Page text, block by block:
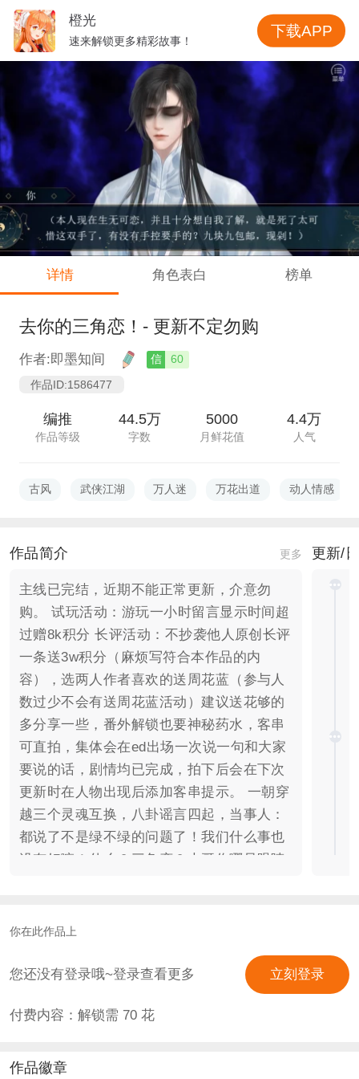
详情 角色表白 榜单
去你的三角恋！- 更新不定勿购
作者:即墨知间 信
60
作品ID:1586477
编推
作品等级
44.5万
字数
5000
月鲜花值
4.4万
人气
古风 武侠江湖 万人迷 万花出道 动人情感
作品简介 更多
主线已完结，近期不能正常更新，介意勿
购。 试玩活动：游玩一小时留言显示时间超
过赠8k积分 长评活动：不抄袭他人原创长评
一条送3w积分（麻烦写符合本作品的内
容），选两人作者喜欢的送周花蓝（参与人
数过少不会有送周花蓝活动）建议送花够的
多分享一些，番外解锁也要神秘药水，客串
可直拍，集体会在ed出场一次说一句和大家
要说的话，剧情均已完成，拍下后会在下次
更新时在人物出现后添加客串提示。 一朝穿
越三个灵魂互换，八卦谣言四起，当事人：
都说了不是绿不绿的问题了！我们什么事也
没有好嘛！什么？三角恋？大哥你哪只眼睛
女主现代版吐槽+沙雕体质、女主的自恋
自己，于是各种自己馋自己自己攻略自
己）、男二因换体后体质走火入魔鸡飞狗跳
的二三事……等各种生草剧情 一句话简介：
意：八卦有真伪辨别需谨慎or你永远也不知
更新/
你在此作品上
您还没有登录哦~登录查看更多 立刻登录
付费内容：解锁需 70花
作品徽章
橙光
速来解锁更多精彩故事！
下载APP